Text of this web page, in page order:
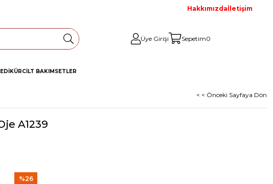
Hakkımızdaİletişim
Üye Girişi Sepetim0
CİLT BAKIMSETLER
< < Önceki Sayfaya Dön
A1239
%26